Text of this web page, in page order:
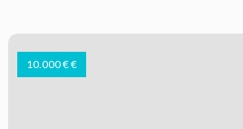
10.000 € €